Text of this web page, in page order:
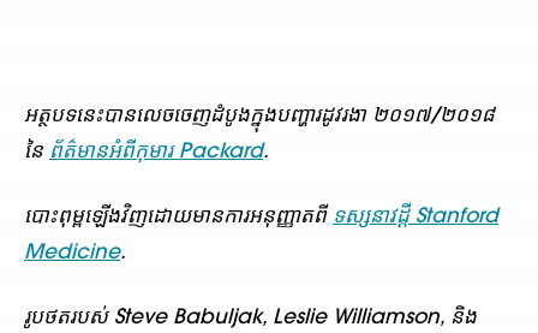
អត្ថបទ​នេះ​បាន​លេច​ចេញ​ដំបូង​ក្នុង​បញ្ហា​រដូវរងា ២០១៧/២០១៨
នៃ​ ព័ត៌មានអំពីកុមារ Packard.
បោះពុម្ពឡើងវិញដោយមានការអនុញ្ញាតពី ទស្សនាវដ្ដី Stanford
Medicine.
រូបថតរបស់ Steve Babuljak, Leslie Williamson, និង